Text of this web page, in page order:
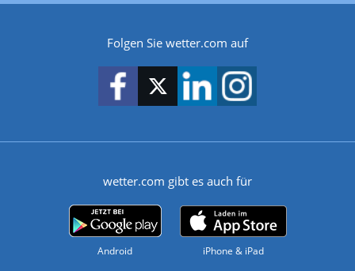
Folgen Sie wetter.com auf
wetter.com gibt es auch für
Android iPhone & iPad